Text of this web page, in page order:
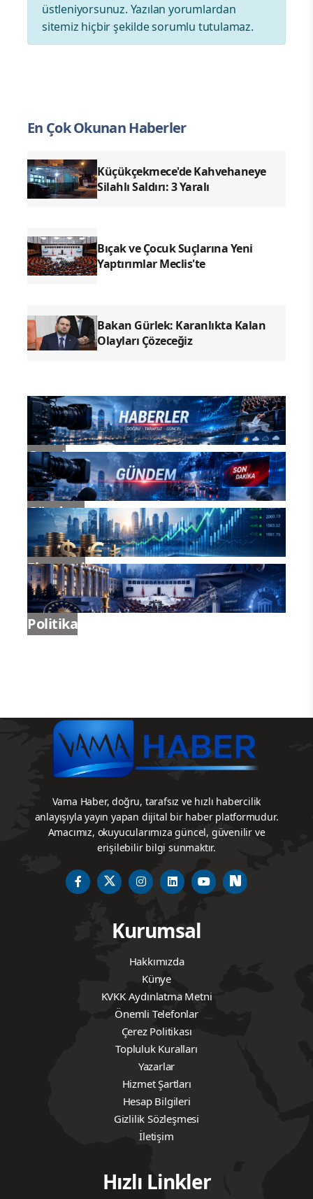
üstleniyorsunuz. Yazılan yorumlardan
sitemiz hiçbir şekilde sorumlu tutulamaz.
En Çok Okunan Haberler
Küçükçekmece'de Kahvehaneye
Silahlı Saldırı: 3 Yaralı
Bıçak ve Çocuk Suçlarına Yeni
Yaptırımlar Meclis'te
Bakan Gürlek: Karanlıkta Kalan
Olayları Çözeceğiz
Genel
Gündem
Ekonomi
Politika
Vama Haber, doğru, tarafsız ve hızlı habercilik
anlayışıyla yayın yapan dijital bir haber platformudur.
Amacımız, okuyucularımıza güncel, güvenilir ve
erişilebilir bilgi sunmaktır.
Kurumsal
Hakkımızda
Künye
KVKK Aydınlatma Metni
Önemli Telefonlar
Çerez Politikası
Topluluk Kuralları
Yazarlar
Hizmet Şartları
Hesap Bilgileri
Gizlilik Sözleşmesi
İletişim
Hızlı Linkler